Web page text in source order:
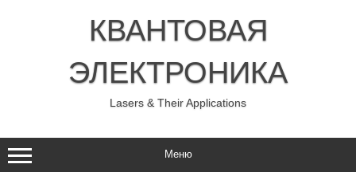
КВАНТОВАЯ
ЭЛЕКТРОНИКА
Lasers & Their Applications
Меню